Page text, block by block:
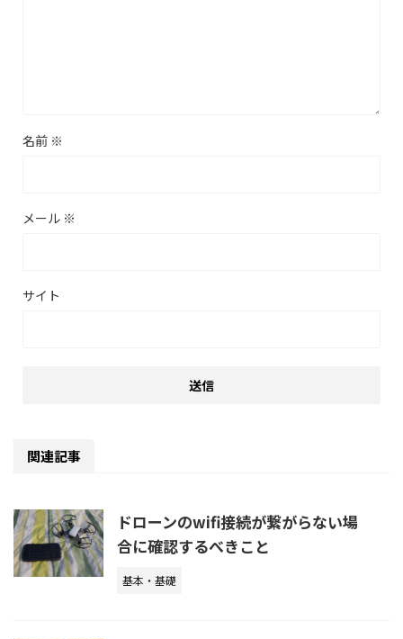
名前 ※
メール ※
サイト
関連記事
ドローンのwifi接続が繋がらない場
合に確認するべきこと
基本・基礎